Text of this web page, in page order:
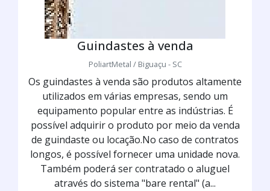
Guindastes à venda
PoliartMetal / Biguaçu - SC
Os guindastes à venda são produtos altamente
utilizados em várias empresas, sendo um
equipamento popular entre as indústrias. É
possível adquirir o produto por meio da venda
de guindaste ou locação.No caso de contratos
longos, é possível fornecer uma unidade nova.
Também poderá ser contratado o aluguel
através do sistema "bare rental" (a...